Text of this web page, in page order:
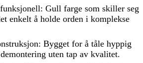
Gull farge som skiller seg
enkelt å holde orden i komplekse
Bygget for å tåle hyppig
uten tap av kvalitet.